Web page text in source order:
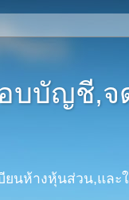
บบัญชี,จ
นห้างหุ้นส่วน,และ